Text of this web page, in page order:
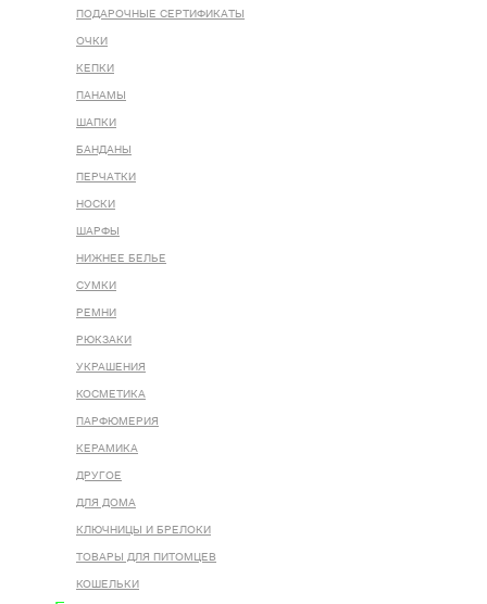
ПОДАРОЧНЫЕ СЕРТИФИКАТЫ
ОЧКИ
КЕПКИ
ПАНАМЫ
ШАПКИ
БАНДАНЫ
ПЕРЧАТКИ
НОСКИ
ШАРФЫ
НИЖНЕЕ БЕЛЬЕ
СУМКИ
РЕМНИ
РЮКЗАКИ
УКРАШЕНИЯ
КОСМЕТИКА
ПАРФЮМЕРИЯ
КЕРАМИКА
ДРУГОЕ
ДЛЯ ДОМА
КЛЮЧНИЦЫ И БРЕЛОКИ
ТОВАРЫ ДЛЯ ПИТОМЦЕВ
КОШЕЛЬКИ